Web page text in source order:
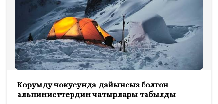
Корумду чокусунда дайынсыз болгон
альпинисттердин чатырлары табылды